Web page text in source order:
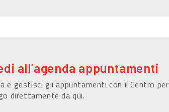
all’agenda appuntamenti
e gestisci gli appuntamenti con il Centro per
direttamente da qui.